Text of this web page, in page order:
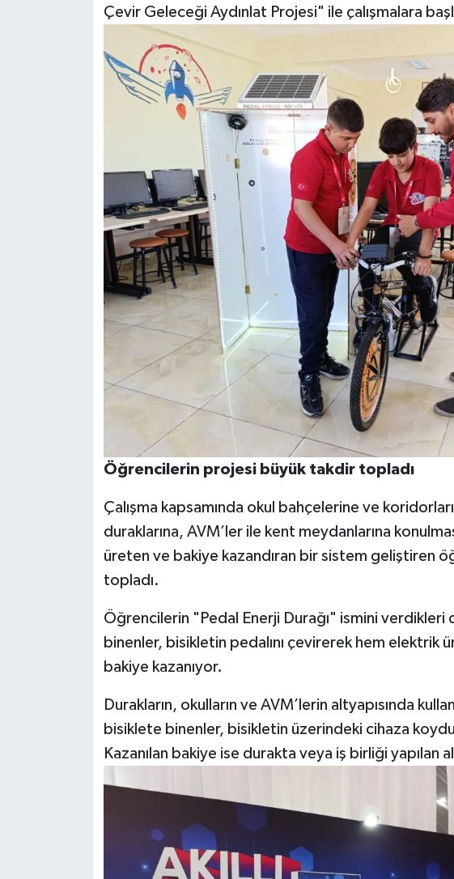
Çevir Geleceği Aydınlat Projesi" ile çalışmalara
Öğrencilerin projesi büyük takdir topladı
Çalışma kapsamında okul bahçelerine ve
duraklarına, AVM’ler ile kent meydanlarına
üreten ve bakiye kazandıran bir sistem geliştiren
topladı.
Öğrencilerin "Pedal Enerji Durağı" ismini
binenler, bisikletin pedalını çevirerek hem elektrik
bakiye kazanıyor.
Durakların, okulların ve AVM’lerin altyapısında
bisiklete binenler, bisikletin üzerindeki cihaza
Kazanılan bakiye ise durakta veya iş birliği yapılan